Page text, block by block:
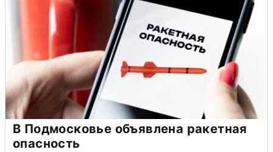
В Подмосковье объявлена ракетная
опасность